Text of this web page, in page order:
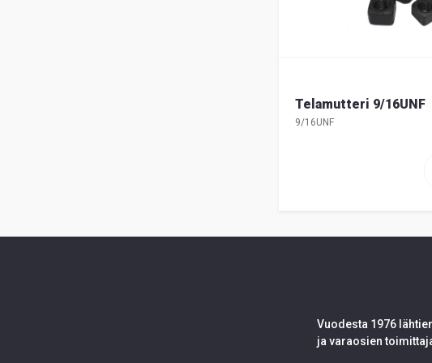
Telamutteri 9/16UNF
9/16UNF
Vuodesta 1976
ja varaosien